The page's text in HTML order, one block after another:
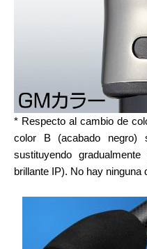
* Respecto al cambio de
color B (acabado
sustituyendo
brillante IP). No hay ninguna